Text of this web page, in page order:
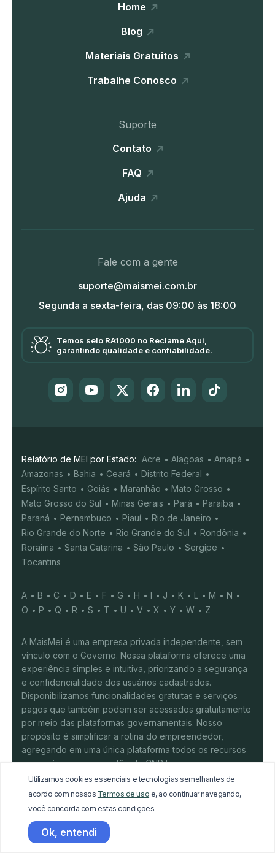
Home
Blog
Materiais Gratuitos
Trabalhe Conosco
Suporte
Contato
FAQ
Ajuda
Fale com a gente
suporte@maismei.com.br
Segunda a sexta-feira, das 09:00 às 18:00
Temos selo RA1000 no Reclame Aqui,
garantindo qualidade e confiabilidade.
Relatório de MEI por Estado: Acre Alagoas
Amapá
Amazonas
Bahia Ceará
Distrito Federal
Espírito Santo
Goiás Maranhão
Mato Grosso
Mato Grosso do Sul
Minas Gerais Pará
Paraíba
Paraná
Pernambuco Piauí
Rio de Janeiro
Rio Grande do Norte
Rio Grande do Sul
Rondônia
Roraima
Santa Catarina São Paulo
Sergipe
Tocantins
A B C D E F G H I J K L M
N
O
P Q R S T U V X Y W Z
A MaisMei é uma empresa privada independente, sem
vínculo com o Governo. Nossa plataforma oferece uma
experiência simples e intuitiva, priorizando a segurança
e confidencialidade dos usuários cadastrados.
Disponibilizamos funcionalidades gratuitas e serviços
pagos que também podem ser acessados gratuitamente
por meio das plataformas governamentais. Nosso
propósito é simplificar a rotina do empreendedor,
agregando em uma única plataforma todos os recursos
necessários para a gestão do CNPJ.
© 2026 UTM Tecnologia da informação LTDA -
37.851.341/0001-80. Todos os direitos reservados.
Utilizamos cookies essenciais e tecnologias semelhantes de
acordo com nossos Termos de uso e, ao continuar navegando,
você concorda com estas condições.
Ok, entendi